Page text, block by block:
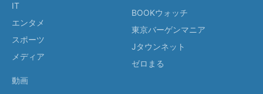
IT
エンタメ
スポーツ
メディア
動画
BOOKウォッチ
東京バーゲンマニア
Jタウンネット
ゼロまる